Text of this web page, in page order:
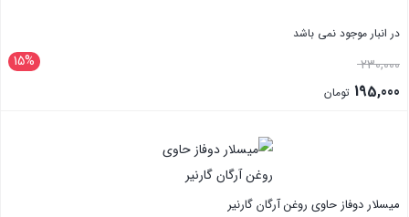
در انبار موجود نمی باشد
15% 230,000قیمت
اصلی:195,000 تومان
میسلار دوفاز حاوی روغن آرگان گارنیر